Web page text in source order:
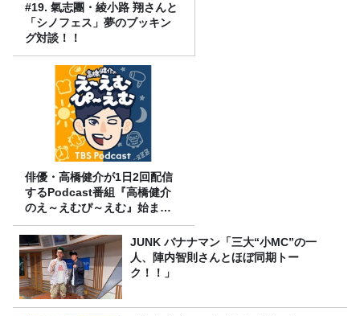
#19. 氣志團・綾小路 翔さんと
「シノフェス」夢のブッキン
グ対談！！
俳優・高橋健介が1日2回配信
するPodcast番組『高橋健介
のえ～えむぴ～えむ』始まり
ます
JUNK バナナマン「三大“小MC”の一
人、陣内智則さんとほぼ同期トー
ク！！」